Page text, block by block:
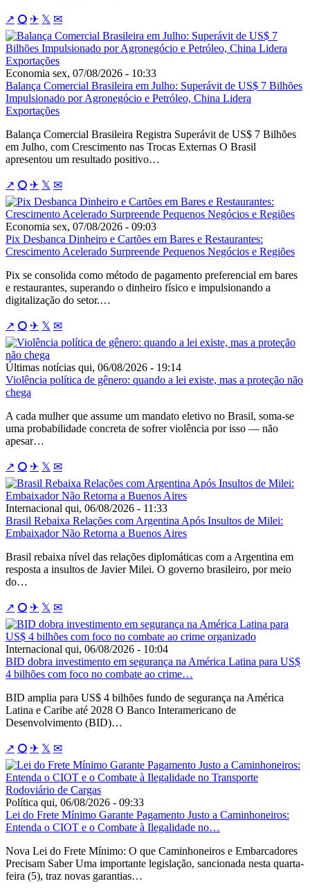
↗ ⭘ ✈ 𝕏 ✉
Economia sex, 07/08/2026 - 10:33
Balança Comercial Brasileira em Julho: Superávit de US$ 7 Bilhões
Impulsionado por Agronegócio e Petróleo, China Lidera
Exportações
Balança Comercial Brasileira Registra Superávit de US$ 7 Bilhões
em Julho, com Crescimento nas Trocas Externas O Brasil
apresentou um resultado positivo…
↗ ⭘ ✈ 𝕏 ✉
Economia sex, 07/08/2026 - 09:03
Pix Desbanca Dinheiro e Cartões em Bares e Restaurantes:
Crescimento Acelerado Surpreende Pequenos Negócios e Regiões
Pix se consolida como método de pagamento preferencial em bares
e restaurantes, superando o dinheiro físico e impulsionando a
digitalização do setor.…
↗ ⭘ ✈ 𝕏 ✉
Últimas notícias qui, 06/08/2026 - 19:14
Violência política de gênero: quando a lei existe, mas a proteção não
chega
A cada mulher que assume um mandato eletivo no Brasil, soma-se
uma probabilidade concreta de sofrer violência por isso — não
apesar…
↗ ⭘ ✈ 𝕏 ✉
Internacional qui, 06/08/2026 - 11:33
Brasil Rebaixa Relações com Argentina Após Insultos de Milei:
Embaixador Não Retorna a Buenos Aires
Brasil rebaixa nível das relações diplomáticas com a Argentina em
resposta a insultos de Javier Milei. O governo brasileiro, por meio
do…
↗ ⭘ ✈ 𝕏 ✉
Internacional qui, 06/08/2026 - 10:04
BID dobra investimento em segurança na América Latina para US$
4 bilhões com foco no combate ao crime…
BID amplia para US$ 4 bilhões fundo de segurança na América
Latina e Caribe até 2028 O Banco Interamericano de
Desenvolvimento (BID)…
↗ ⭘ ✈ 𝕏 ✉
Política qui, 06/08/2026 - 09:33
Lei do Frete Mínimo Garante Pagamento Justo a Caminhoneiros:
Entenda o CIOT e o Combate à Ilegalidade no…
Nova Lei do Frete Mínimo: O que Caminhoneiros e Embarcadores
Precisam Saber Uma importante legislação, sancionada nesta quarta-
feira (5), traz novas garantias…